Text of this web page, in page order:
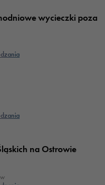
wycieczki poza
na Ostrowie